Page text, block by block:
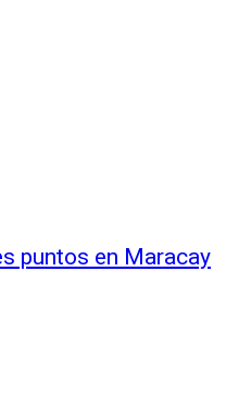
puntos en Maracay